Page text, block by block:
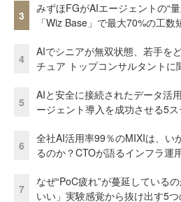
3
みずほFGがAIエージェントの“
「Wiz Base」で最大70%の工数
4
AIでシニアが無双状態、若手を
チュア トップコンサルタントに
5
AIと安全に接続されたデータ活
ージェント導入を成功させる5
6
全社AI活用率99％のMIXIは、い
るのか？CTOが語るインフラ運
7
なぜ“PoC疲れ”が蔓延している
いい」実験感覚から抜け出す5